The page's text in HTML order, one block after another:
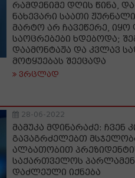
რამდენიმე დღის წინა,
ნახევარი საათი
მარტო არ ჩავეწერე, იყო
საოცრებები ხდებოდა;
დაამონტაჟა და კვლავ
მოტყუებას შეეცადა
ვრცლად
28-06-2022
მამუკა მდინარაძე: ჩვენ
გავაგრძელებთ
ალბათობით
საქართველოს
დაძლეული იქნება